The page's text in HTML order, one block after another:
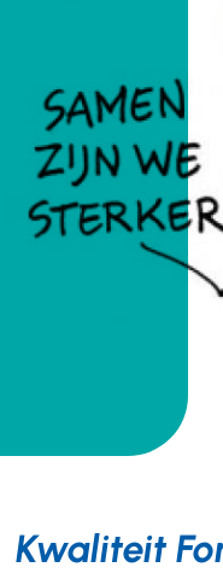
Kwaliteit